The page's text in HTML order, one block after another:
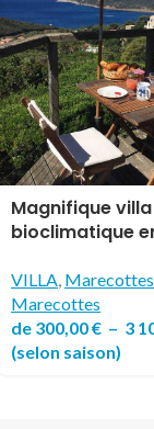
Magnifique villa
bioclimatique
de paix très
confortable
270°
VILLA, Marecottes
Marecottes
de 300,00€ – 3
(selon saison)